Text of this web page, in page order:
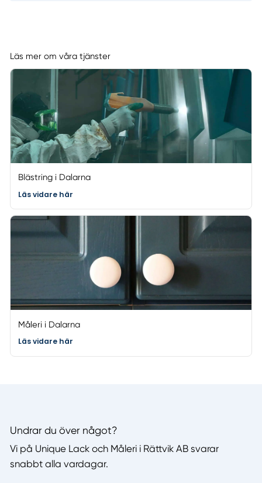
Läs mer om våra tjänster
Blästring i Dalarna
Läs vidare här
Måleri i Dalarna
Läs vidare här
Undrar du över något?
Vi på Unique Lack och Måleri i Rättvik AB svarar
snabbt alla vardagar.